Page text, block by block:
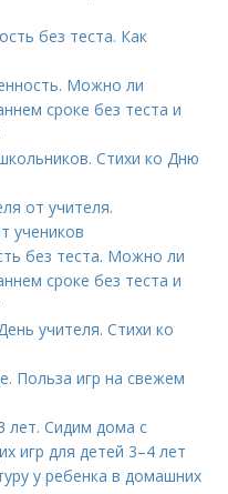
без теста. Как
Можно ли
сроке без теста и
Стихи ко Дню
от учителя.
учеников
без теста. Можно ли
сроке без теста и
учителя. Стихи ко
Польза игр на свежем
лет. Сидим дома с
игр для детей 3–4 лет
у ребенка в домашних